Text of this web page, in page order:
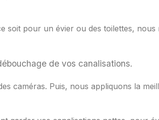
soit pour un évier ou des toilettes,
de vos canalisations.
caméras. Puis, nous appliquons la